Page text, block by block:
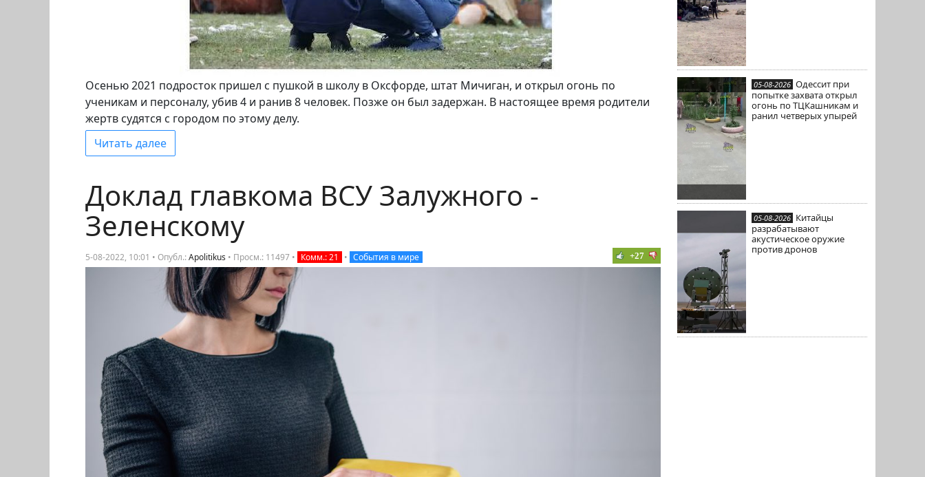
05-08-2026 Одессит при
попытке захвата открыл
огонь по ТЦКашникам и
ранил четверых упырей
05-08-2026 Китайцы
разрабатывают
акустическое оружие
против дронов
Осенью 2021 подросток пришел с пушкой в школу в Оксфорде, штат Мичиган, и открыл огонь по
ученикам и персоналу, убив 4 и ранив 8 человек. Позже он был задержан. В настоящее время родители
жертв судятся с городом по этому делу.
Читать далее
Доклад главкома ВСУ Залужного -
Зеленскому
5-08-2022, 10:01 • Опубл.:Apolitikus • Просм.: 11497 • Комм.: 21 • События в мире +27